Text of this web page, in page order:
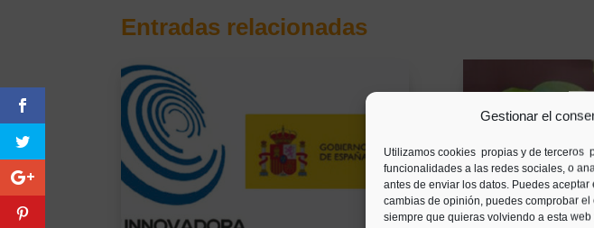
Gestionar el
Utilizamos cookies propias y de terceros
funcionalidades a las redes sociales, o
antes de enviar los datos. Puedes
cambias de opinión, puedes comprobar
siempre que quieras volviendo a esta
Entradas relacionadas